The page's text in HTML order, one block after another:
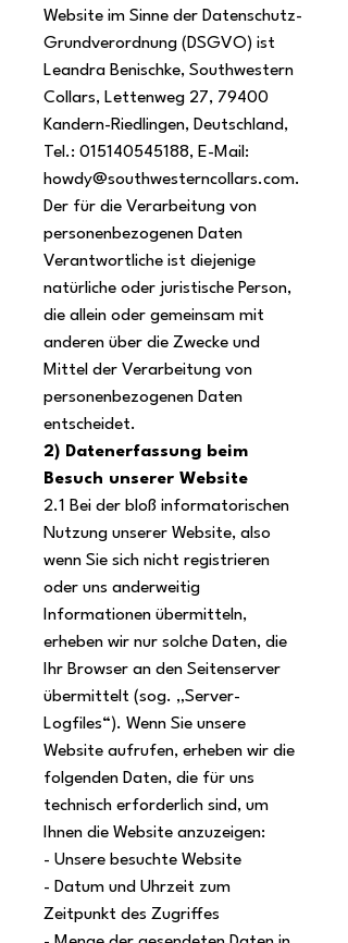
Website im Sinne der Datenschutz-
Grundverordnung (DSGVO) ist
Leandra Benischke, Southwestern
Collars, Lettenweg 27, 79400
Kandern-Riedlingen, Deutschland,
Tel.: 015140545188, E-Mail:
howdy@southwesterncollars.com.
Der für die Verarbeitung von
personenbezogenen Daten
Verantwortliche ist diejenige
natürliche oder juristische Person,
die allein oder gemeinsam mit
anderen über die Zwecke und
Mittel der Verarbeitung von
personenbezogenen Daten
entscheidet.
2) Datenerfassung beim
Besuch unserer Website
2.1 Bei der bloß informatorischen
Nutzung unserer Website, also
wenn Sie sich nicht registrieren
oder uns anderweitig
Informationen übermitteln,
erheben wir nur solche Daten, die
Ihr Browser an den Seitenserver
übermittelt (sog. „Server-
Logfiles“). Wenn Sie unsere
Website aufrufen, erheben wir die
folgenden Daten, die für uns
technisch erforderlich sind, um
Ihnen die Website anzuzeigen:
- Unsere besuchte Website
- Datum und Uhrzeit zum
Zeitpunkt des Zugriffes